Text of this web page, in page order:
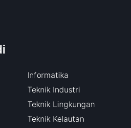
Informatika
Teknik Industri
Teknik Lingkungan
Teknik Kelautan